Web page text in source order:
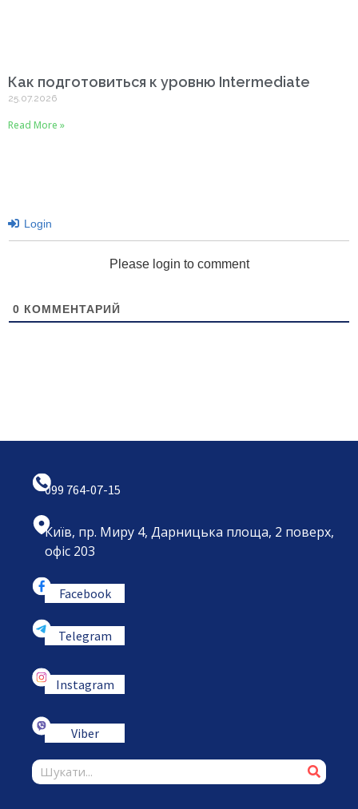
Как подготовиться к уровню Intermediate
25.07.2026
Read More »
Login
Please login to comment
0 КОММЕНТАРИЙ
099 764-07-15
Київ, пр. Миру 4, Дарницька площа, 2 поверх,
офіс 203
Facebook
Telegram
Instagram
Viber